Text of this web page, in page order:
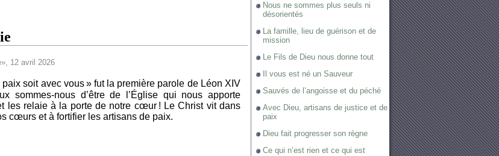
12 avril 2026
soit avec vous » fut la première parole de Léon XIV
sommes-nous d’être de l’Église qui nous apporte
les relaie à la porte de notre cœur ! Le Christ vit dans
cœurs et à fortifier les artisans de paix.
Nous ne sommes plus seuls ni
désorientés
La famille, lieu de guérison et de
mission
Le Fils de Dieu nous donne tout
Il vous est né un Sauveur
Sauvés de l’angoisse et du péché
Avec Dieu, artisans de justice et de
paix
Dieu fait progresser son règne
Ce qui n’est rien et ce qui est